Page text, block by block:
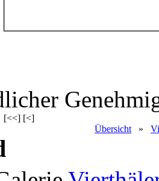
[<<] [<]
Übersicht »